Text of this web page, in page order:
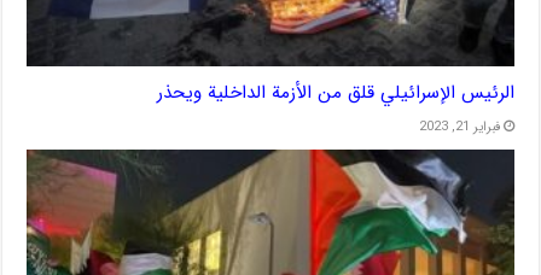
الرئيس الإسرائيلي قلق من الأزمة الداخلية ويحذر
فبراير 21, 2023